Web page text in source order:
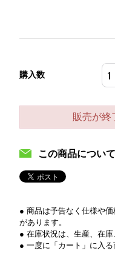
購入数
販売が終
この商品につい
● 商品は予告なく仕様や
があります。
● 在庫状況は、生産、在庫
● 一度に「カート」に入る